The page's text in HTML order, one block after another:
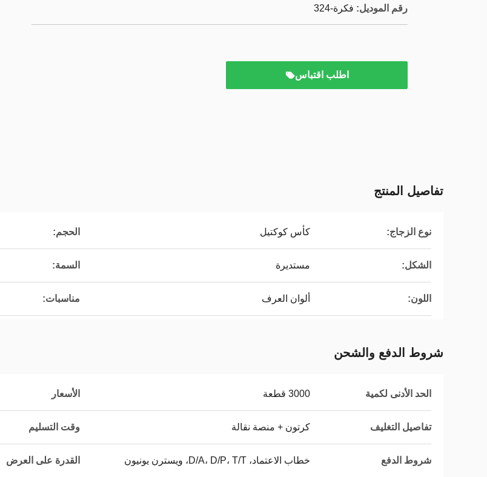
رقم الموديل: فكرة-324
اطلب اقتباس
تفاصيل المنتج
نوع الزجاج: كأس كوكتيل الحجم:
الشكل: مستديرة السمة:
اللون: ألوان العرف مناسبات:
شروط الدفع والشحن
الحد الأدنى لكمية 3000 قطعة الأسعار
تفاصيل التغليف كرتون + منصة نقالة وقت التسليم
شروط الدفع خطاب الاعتماد، D/A، D/P، T/T، ويسترن يونيون القدرة على العرض